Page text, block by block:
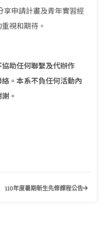
享申請計畫及青年實習經
視和期待。
助任何聯繫及代辦作
。本系不負任何活動內
。
110年度暑期新生先修課程公告